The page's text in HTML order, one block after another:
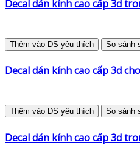
Decal dán kính cao cấp 3d
Thêm vào DS yêu thích So sánh
Decal dán kính cao cấp 3d
Thêm vào DS yêu thích So sánh
Decal dán kính cao cấp 3d